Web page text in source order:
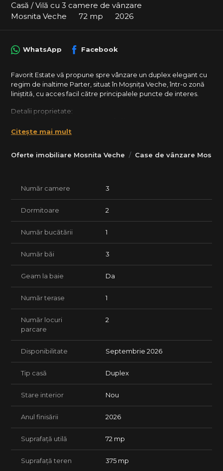
Casă / Vilă cu 3 camere de vânzare
Mosnita Veche
72 mp 2026
Oferte imobiliare Mosnita Veche Case de vânzare
WhatsApp Facebook
Favorit Estate vă propune spre vânzare un duplex elegant cu
regim de inaltime Parter, situat în Moșnița Veche, într-o zonă
liniștită, cu acces facil către principalele puncte de interes.
Detalii proprietate:
• Compartimentare modernă:
space, baie, antreu, hol și casă a scării
• Teren: 375 mp
• Toate utilitățile (apă, gaz, curent, canalizare)
Avantaje locație:
• Cartier liniștit, cu acces rapid la școală, grădiniță și Centru
comercial.
• Compartimentare smart.
Detalii preț:
• Preț: 135.000 €
• Se acceptă achiziția prin credit bancar
Servicii incluse:
• Consultanță juridică și financiar-bancară pe tot parcursul
achiziției
• Sprijin în obținerea creditului ipotecar
• Suport complet până la predarea imobilului
Lasă procesul de achiziție în seama agenției tale FAVORITe –
Citește mai mult
Număr camere 3
Dormitoare 2
Număr bucătării 1
Număr băi 3
Geam la baie Da
Număr terase 1
Număr locuri
parcare
2
Disponibilitate Septembrie 2026
Tip casă Duplex
Stare interior Nou
Anul finisării 2026
Suprafață utilă 72 mp
Suprafață teren 375 mp